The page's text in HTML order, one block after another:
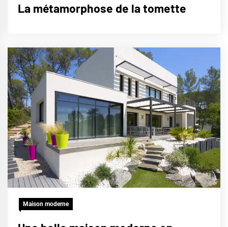
La métamorphose de la tomette
Maison moderne